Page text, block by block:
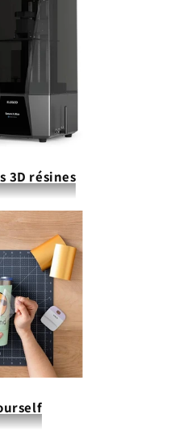
3D résines